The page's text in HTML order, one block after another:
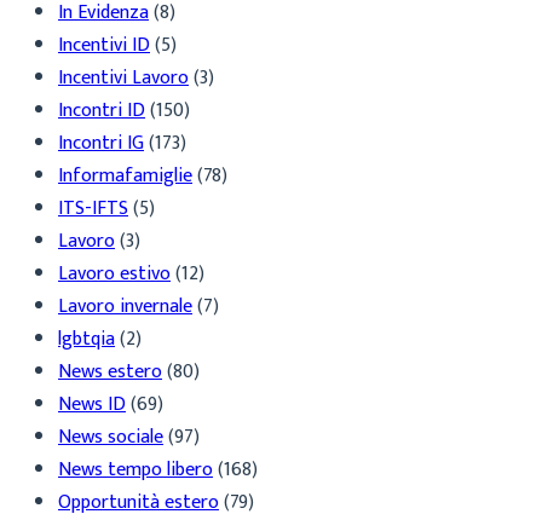
In Evidenza(8)
Incentivi ID(5)
Incentivi Lavoro(3)
Incontri ID(150)
Incontri IG(173)
Informafamiglie(78)
ITS-IFTS(5)
Lavoro(3)
Lavoro estivo(12)
Lavoro invernale(7)
lgbtqia(2)
News estero(80)
News ID(69)
News sociale(97)
News tempo libero(168)
Opportunità estero(79)